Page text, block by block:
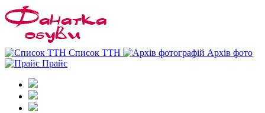
Список ТТН
Архів фото
Прайс